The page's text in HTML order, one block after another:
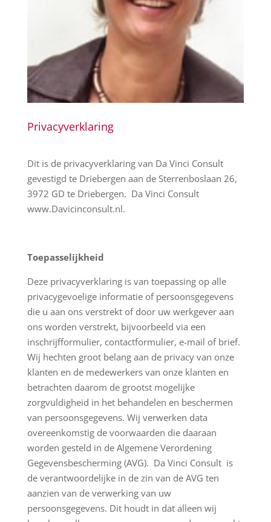
Privacyverklaring
Dit is de privacyverklaring van Da Vinci Consult
gevestigd te Driebergen aan de Sterrenboslaan 26,
3972 GD te Driebergen. Da Vinci Consult
www.Davicinconsult.nl.
Toepasselijkheid
Deze privacyverklaring is van toepassing op alle
privacygevoelige informatie of persoonsgegevens
die u aan ons verstrekt of door uw werkgever aan
ons worden verstrekt, bijvoorbeeld via een
inschrijfformulier, contactformulier, e-mail of brief.
Wij hechten groot belang aan de privacy van onze
klanten en de medewerkers van onze klanten en
betrachten daarom de grootst mogelijke
zorgvuldigheid in het behandelen en beschermen
van persoonsgegevens. Wij verwerken data
overeenkomstig de voorwaarden die daaraan
worden gesteld in de Algemene Verordening
Gegevensbescherming (AVG). Da Vinci Consult is
de verantwoordelijke in de zin van de AVG ten
aanzien van de verwerking van uw
persoonsgegevens. Dit houdt in dat alleen wij